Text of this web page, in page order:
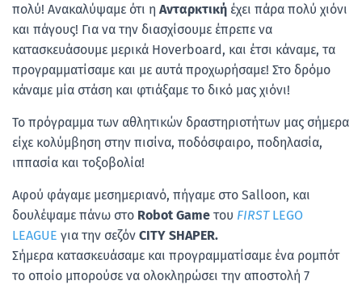
πολύ! Ανακαλύψαμε ότι η Ανταρκτική έχει πάρα πολύ χιόνι
και πάγους! Για να την διασχίσουμε έπρεπε να
κατασκευάσουμε μερικά Hoverboard, και έτσι κάναμε, τα
προγραμματίσαμε και με αυτά προχωρήσαμε! Στο δρόμο
κάναμε μία στάση και φτιάξαμε το δικό μας χιόνι!
Το πρόγραμμα των αθλητικών δραστηριοτήτων μας σήμερα
είχε κολύμβηση στην πισίνα, ποδόσφαιρο, ποδηλασία,
ιππασία και τοξοβολία!
Αφού φάγαμε μεσημεριανό, πήγαμε στο Salloon, και
δουλέψαμε πάνω στο Robot Game του FIRST LEGO
LEAGUE για την σεζόν CITY SHAPER.
Σήμερα κατασκευάσαμε και προγραμματίσαμε ένα ρομπότ
το οποίο μπορούσε να ολοκληρώσει την αποστολή 7